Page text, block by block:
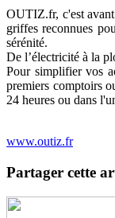
OUTIZ.fr, c'est avant
griffes reconnues
sérénité.
De l’électricité à la
Pour simplifier vos
premiers comptoirs
24 heures ou dans
www.outiz.fr
Partager cette